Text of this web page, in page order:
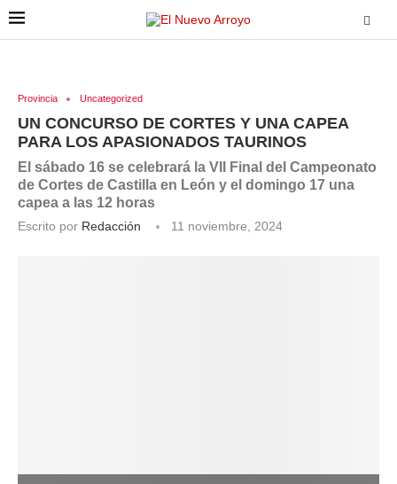
Provincia Uncategorized
UN CONCURSO DE CORTES Y UNA CAPEA
PARA LOS APASIONADOS TAURINOS
El sábado 16 se celebrará la VII Final del Campeonato
de Cortes de Castilla en León y el domingo 17 una
capea a las 12 horas
Escrito por Redacción 11 noviembre, 2024